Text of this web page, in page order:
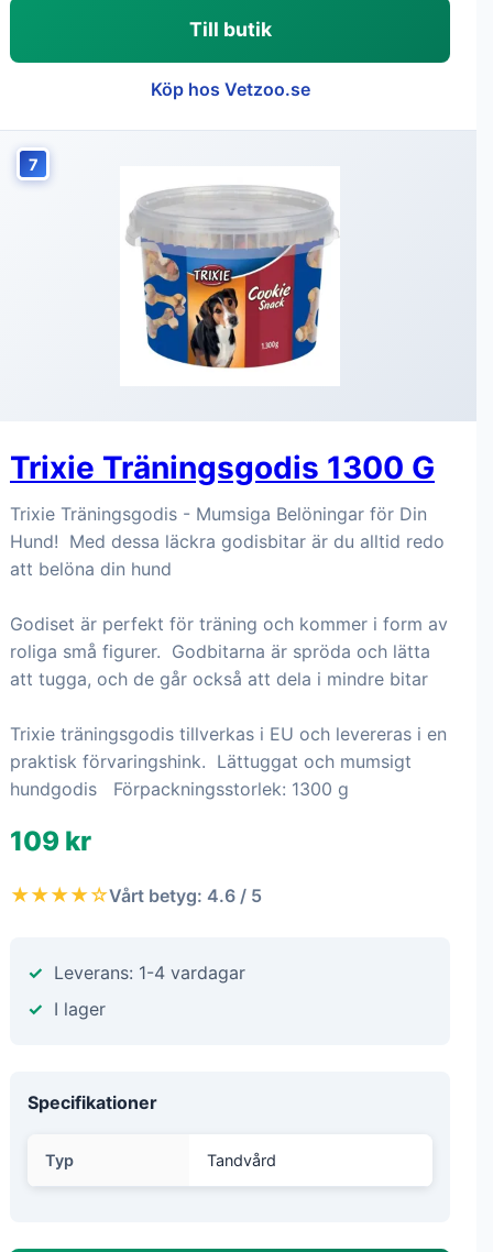
Till butik
Köp hos Vetzoo.se
7
Trixie Träningsgodis 1300 G
Trixie Träningsgodis - Mumsiga Belöningar för Din
Hund! Med dessa läckra godisbitar är du alltid redo
att belöna din hund
Godiset är perfekt för träning och kommer i form av
roliga små figurer. Godbitarna är spröda och lätta
att tugga, och de går också att dela i mindre bitar
Trixie träningsgodis tillverkas i EU och levereras i en
praktisk förvaringshink. Lättuggat och mumsigt
hundgodis Förpackningsstorlek: 1300 g
109 kr
★★★★☆Vårt betyg: 4.6 / 5
Leverans: 1-4 vardagar
I lager
Specifikationer
Typ Tandvård